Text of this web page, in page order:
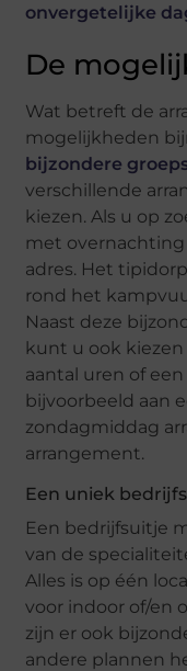
onvergetelijke
De
Wat betreft de
mogelijkheden
bijzondere
verschillende
kiezen. Als u op
met
adres. Het
rond het
Naast deze
kunt u ook
aantal uren of
bijvoorbeeld aan
zondagmiddag
arrangement.
Een uniek
Een bedrijfsuitje
van de
Alles is op één
voor indoor of/en
zijn er ook
andere plannen